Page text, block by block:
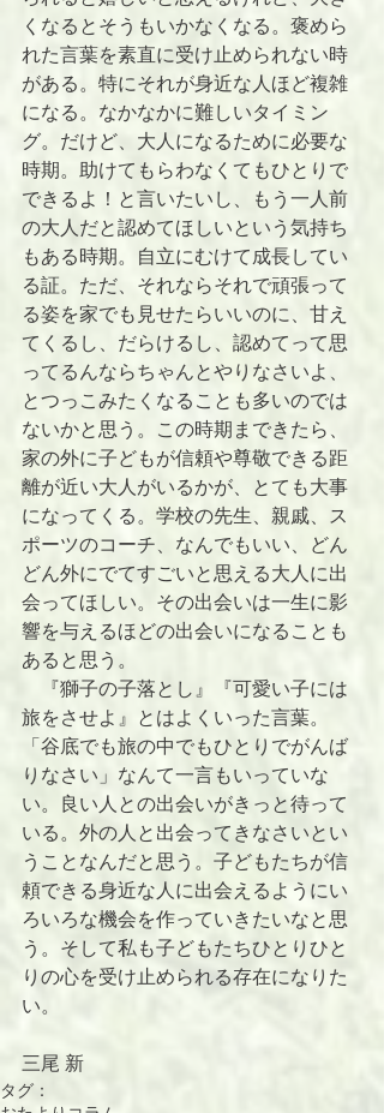
くなるとそうもいかなくなる。褒めら
れた言葉を素直に受け止められない時
がある。特にそれが身近な人ほど複雑
になる。なかなかに難しいタイミン
グ。だけど、大人になるために必要な
時期。助けてもらわなくてもひとりで
できるよ！と言いたいし、もう一人前
の大人だと認めてほしいという気持ち
もある時期。自立にむけて成長してい
る証。ただ、それならそれで頑張って
る姿を家でも見せたらいいのに、甘え
てくるし、だらけるし、認めてって思
ってるんならちゃんとやりなさいよ、
とつっこみたくなることも多いのでは
ないかと思う。この時期まできたら、
家の外に子どもが信頼や尊敬できる距
離が近い大人がいるかが、とても大事
になってくる。学校の先生、親戚、ス
ポーツのコーチ、なんでもいい、どん
どん外にでてすごいと思える大人に出
会ってほしい。その出会いは一生に影
響を与えるほどの出会いになることも
あると思う。
『獅子の子落とし』『可愛い子には
旅をさせよ』とはよくいった言葉。
「谷底でも旅の中でもひとりでがんば
りなさい」なんて一言もいっていな
い。良い人との出会いがきっと待って
いる。外の人と出会ってきなさいとい
うことなんだと思う。子どもたちが信
頼できる身近な人に出会えるようにい
ろいろな機会を作っていきたいなと思
う。そして私も子どもたちひとりひと
りの心を受け止められる存在になりた
い。
三尾 新
タグ：